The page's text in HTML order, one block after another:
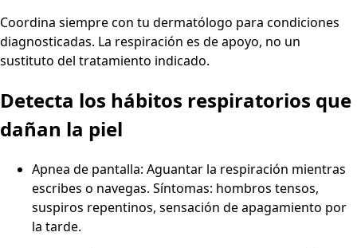
Coordina siempre con tu dermatólogo para condiciones
diagnosticadas. La respiración es de apoyo, no un
sustituto del tratamiento indicado.
Detecta los hábitos respiratorios que
dañan la piel
Apnea de pantalla: Aguantar la respiración mientras
escribes o navegas. Síntomas: hombros tensos,
suspiros repentinos, sensación de apagamiento por
la tarde.